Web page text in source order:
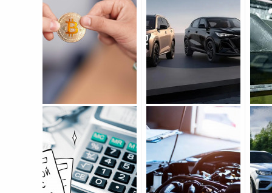
Петербургские
криптообменники,
московские
насчитывает несколько
десятилетий